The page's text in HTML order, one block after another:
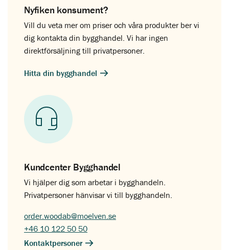
Nyfiken konsument?
Vill du veta mer om priser och våra produkter ber vi
dig kontakta din bygghandel. Vi har ingen
direktförsäljning till privatpersoner.
Hitta din bygghandel
Kundcenter Bygghandel
Vi hjälper dig som arbetar i bygghandeln.
Privatpersoner hänvisar vi till bygghandeln.
order.woodab@moelven.se
+46 10 122 50 50
Kontaktpersoner